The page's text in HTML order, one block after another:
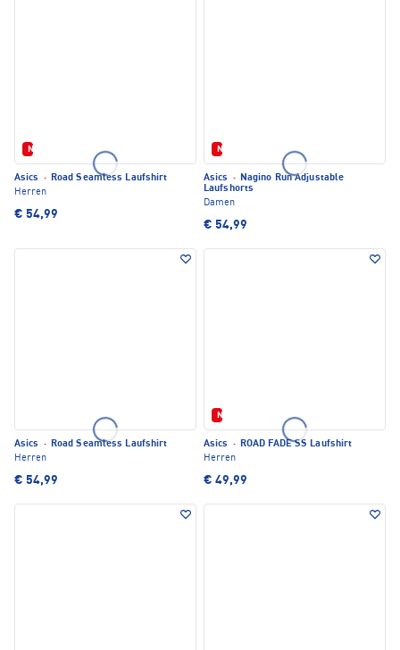
Neu
Asics · Road Seamless Laufshirt
Herren
€ 54,99
Neu
Asics · Nagino Run Adjustable
Laufshorts
Damen
€ 54,99
Asics · Road Seamless Laufshirt
Herren
€ 54,99
Neu
Asics · ROAD FADE SS Laufshirt
Herren
€ 49,99